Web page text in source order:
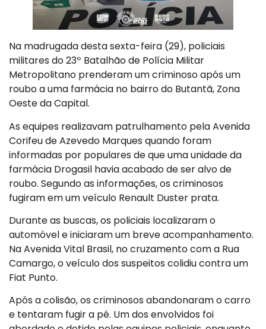
Na madrugada desta sexta-feira (29), policiais
militares do 23º Batalhão de Polícia Militar
Metropolitano prenderam um criminoso após um
roubo a uma farmácia no bairro do Butantã, Zona
Oeste da Capital.
As equipes realizavam patrulhamento pela Avenida
Corifeu de Azevedo Marques quando foram
informadas por populares de que uma unidade da
farmácia Drogasil havia acabado de ser alvo de
roubo. Segundo as informações, os criminosos
fugiram em um veículo Renault Duster prata.
Durante as buscas, os policiais localizaram o
automóvel e iniciaram um breve acompanhamento.
Na Avenida Vital Brasil, no cruzamento com a Rua
Camargo, o veículo dos suspeitos colidiu contra um
Fiat Punto.
Após a colisão, os criminosos abandonaram o carro
e tentaram fugir a pé. Um dos envolvidos foi